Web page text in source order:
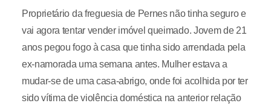
Proprietário da freguesia de Pernes não tinha seguro e
vai agora tentar vender imóvel queimado. Jovem de 21
anos pegou fogo à casa que tinha sido arrendada pela
ex-namorada uma semana antes. Mulher estava a
mudar-se de uma casa-abrigo, onde foi acolhida por ter
sido vítima de violência doméstica na anterior relação